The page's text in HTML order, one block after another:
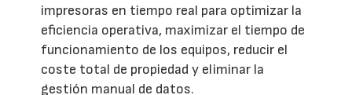
impresoras en tiempo real para optimizar la
eficiencia operativa, maximizar el tiempo de
funcionamiento de los equipos, reducir el
coste total de propiedad y eliminar la
gestión manual de datos.